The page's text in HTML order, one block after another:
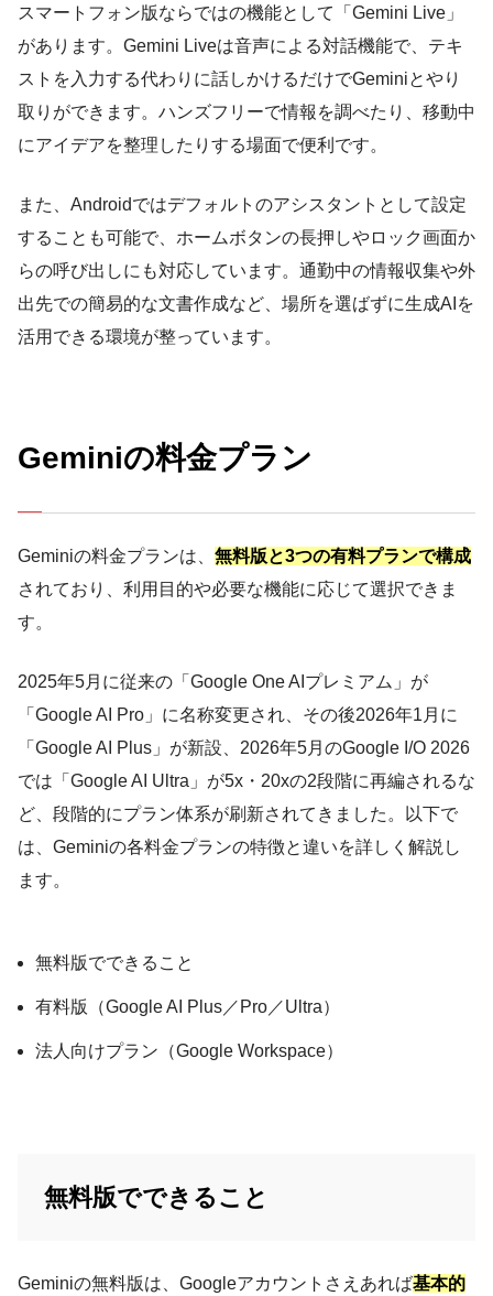
スマートフォン版ならではの機能として「Gemini Live」
があります。Gemini Liveは音声による対話機能で、テキ
ストを入力する代わりに話しかけるだけでGeminiとやり
取りができます。ハンズフリーで情報を調べたり、移動中
にアイデアを整理したりする場面で便利です。
また、Androidではデフォルトのアシスタントとして設定
することも可能で、ホームボタンの長押しやロック画面か
らの呼び出しにも対応しています。通勤中の情報収集や外
出先での簡易的な文書作成など、場所を選ばずに生成AIを
活用できる環境が整っています。
Geminiの料金プラン
Geminiの料金プランは、 無料版と3つの有料プランで構成
されており、利用目的や必要な機能に応じて選択できま
す。
2025年5月に従来の「Google One AIプレミアム」が
「Google AI Pro」に名称変更され、その後2026年1月に
「Google AI Plus」が新設、2026年5月のGoogle I/O 2026
では「Google AI Ultra」が5x・20xの2段階に再編されるな
ど、段階的にプラン体系が刷新されてきました。以下で
は、Geminiの各料金プランの特徴と違いを詳しく解説し
ます。
無料版でできること
有料版（Google AI Plus／Pro／Ultra）
法人向けプラン（Google Workspace）
無料版でできること
Geminiの無料版は、Googleアカウントさえあれば基本的